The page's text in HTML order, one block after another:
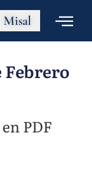
Misal
Febrero
PDF